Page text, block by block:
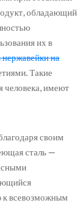
обладающий
их в
нержавейки на
Такие
человека, имеют
своим
сталь —
к всевозможным